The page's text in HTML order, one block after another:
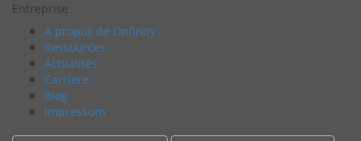
Entreprise
A propos de Onfinity
Ressources
Actualités
Carrière
Blog
Impressum